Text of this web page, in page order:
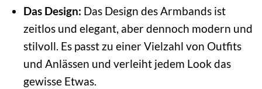
Das Design: Das Design des Armbands ist
zeitlos und elegant, aber dennoch modern und
stilvoll. Es passt zu einer Vielzahl von Outfits
und Anlässen und verleiht jedem Look das
gewisse Etwas.